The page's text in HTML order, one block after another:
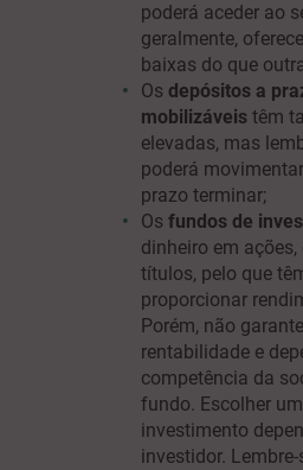
poderá aceder ao
geralmente,
baixas do que
Os depósitos a
mobilizáveis têm
elevadas, mas
poderá
prazo terminar;
Os fundos de
dinheiro em
títulos, pelo que
proporcionar
Porém, não
rentabilidade e
competência da
fundo. Escolher
investimento
investidor.